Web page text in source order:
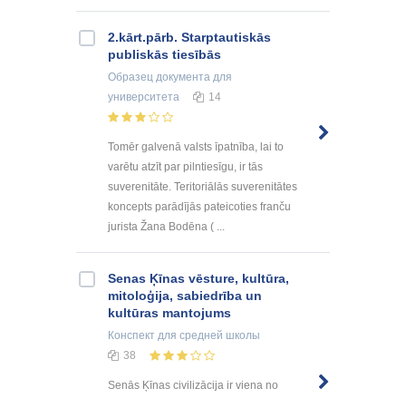
2.kārt.pārb. Starptautiskās
publiskās tiesībās
Образец документа для
университета
14
Tomēr galvenā valsts īpatnība, lai to
varētu atzīt par pilntiesīgu, ir tās
suverenitāte. Teritoriālās suverenitātes
koncepts parādījās pateicoties franču
jurista Žana Bodēna ( ...
Senas Ķīnas vēsture, kultūra,
mitoloģija, sabiedrība un
kultūras mantojums
Конспект для средней школы
38
Senās Ķīnas civilizācija ir viena no